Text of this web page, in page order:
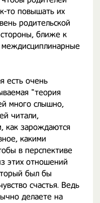
то повышать их
родительской
ближе к
есть очень
"теория
много слышно,
читали,
как зарождаются
какими
в перспективе
этих отношений
был бы
счастья. Ведь
делаете на